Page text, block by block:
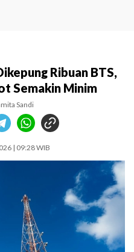
Ribuan BTS,
Semakin Minim
Sandi
| 09:28 WIB